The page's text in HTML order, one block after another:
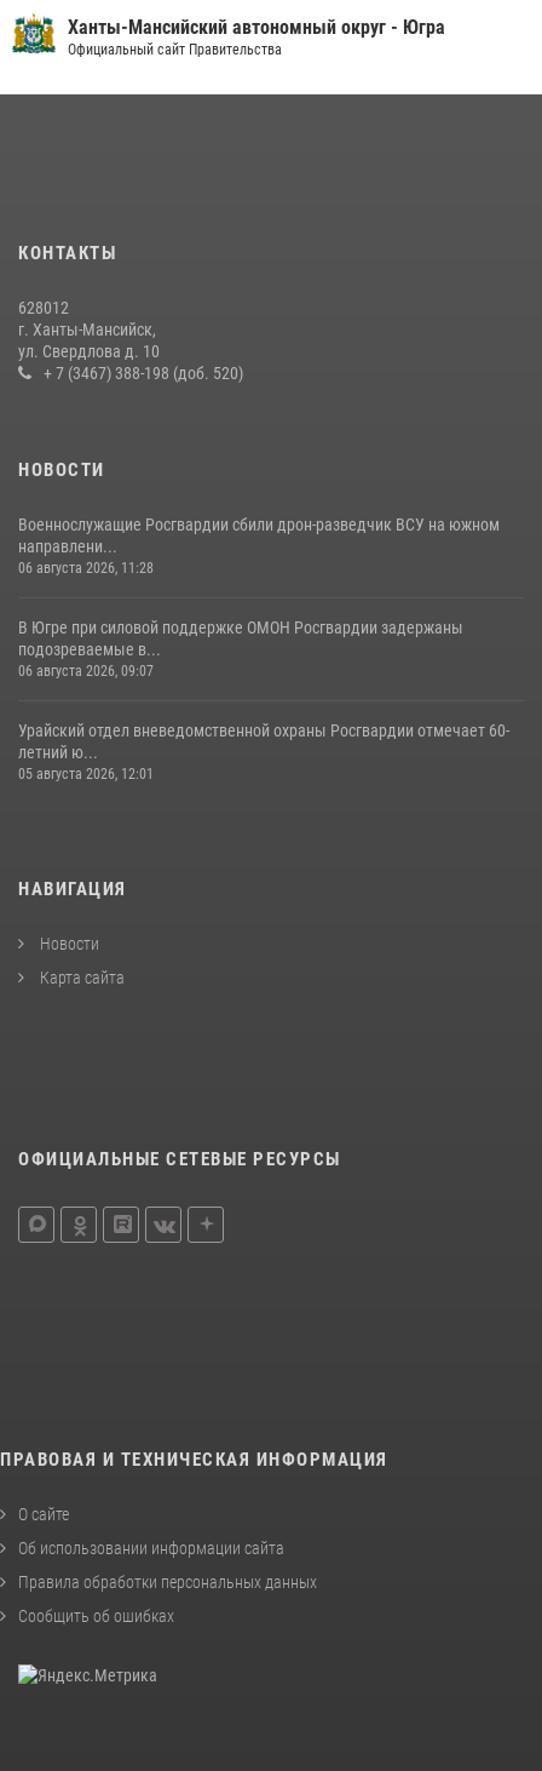
На Урале Росгвардия провела дни открытых дверей и
11 июля 2026, 12:26
Ханты-Мансийский автономный округ - Югра
Официальный сайт Правительства
КОНТАКТЫ
628012
г. Ханты-Мансийск,
ул. Свердлова д. 10
+ 7 (3467) 388-198 (доб. 520)
НОВОСТИ
Военнослужащие Росгвардии сбили дрон-разведчик ВСУ на южном
направлени...
06 августа 2026, 11:28
В Югре при силовой поддержке ОМОН Росгвардии задержаны
подозреваемые в...
06 августа 2026, 09:07
Урайский отдел вневедомственной охраны Росгвардии отмечает 60-
летний ю...
05 августа 2026, 12:01
НАВИГАЦИЯ
Новости
Карта сайта
ОФИЦИАЛЬНЫЕ СЕТЕВЫЕ РЕСУРСЫ
ПРАВОВАЯ И ТЕХНИЧЕСКАЯ ИНФОРМАЦИЯ
О сайте
Об использовании информации сайта
Правила обработки персональных данных
Сообщить об ошибках